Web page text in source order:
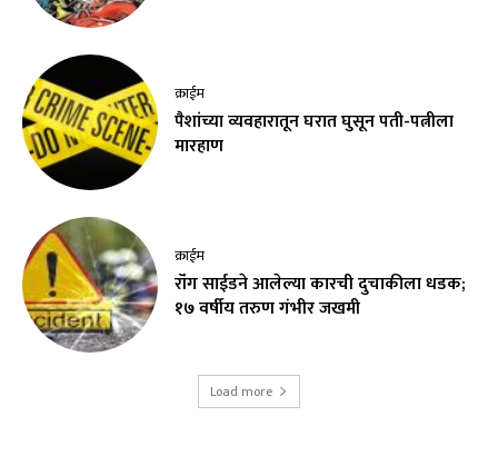
क्राईम
पैशांच्या व्यवहारातून घरात घुसून पती-पत्नीला
मारहाण
क्राईम
रॉंग साईडने आलेल्या कारची दुचाकीला धडक;
१७ वर्षीय तरुण गंभीर जखमी
Load more